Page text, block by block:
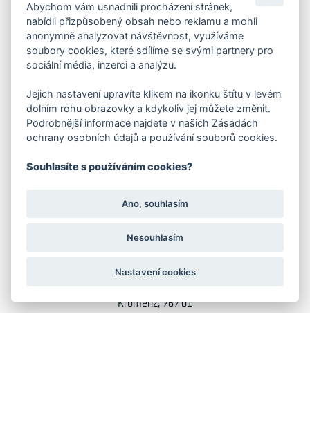
O NÁS
O společnosti
Kariéra
FAKTURAČNÍ ADRESA
Družstevní 1394/12
IČO: 28404009
Lutopecny 159 (areál bývalého ZD)
Kroměříž, 767 01
Abychom vám usnadnili procházení stránek,
nabídli přizpůsobený obsah nebo reklamu a mohli
anonymně analyzovat návštěvnost, využíváme
soubory cookies, které sdílíme se svými partnery pro
sociální média, inzerci a analýzu.
Jejich nastavení upravíte klikem na ikonku štítu v levém
dolním rohu obrazovky a kdykoliv jej můžete změnit.
Podrobnější informace najdete v našich Zásadách
ochrany osobních údajů a používání souborů cookies.
Souhlasíte s používáním cookies?
Ano, souhlasím
Nesouhlasím
Nastavení cookies